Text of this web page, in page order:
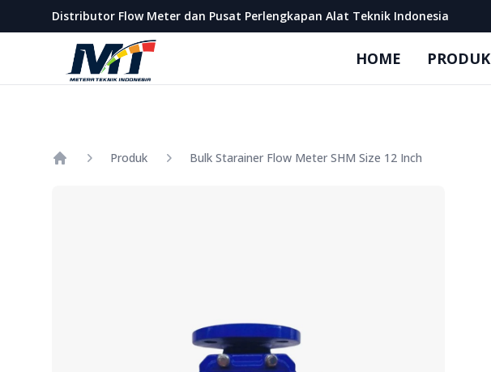
Distributor Flow Meter dan Pusat Perlengkapan Alat Teknik Indonesia
Metera Teknik Indonesia
HOME PRODUK
Produk Bulk Starainer Flow Meter SHM Size 12 Inch